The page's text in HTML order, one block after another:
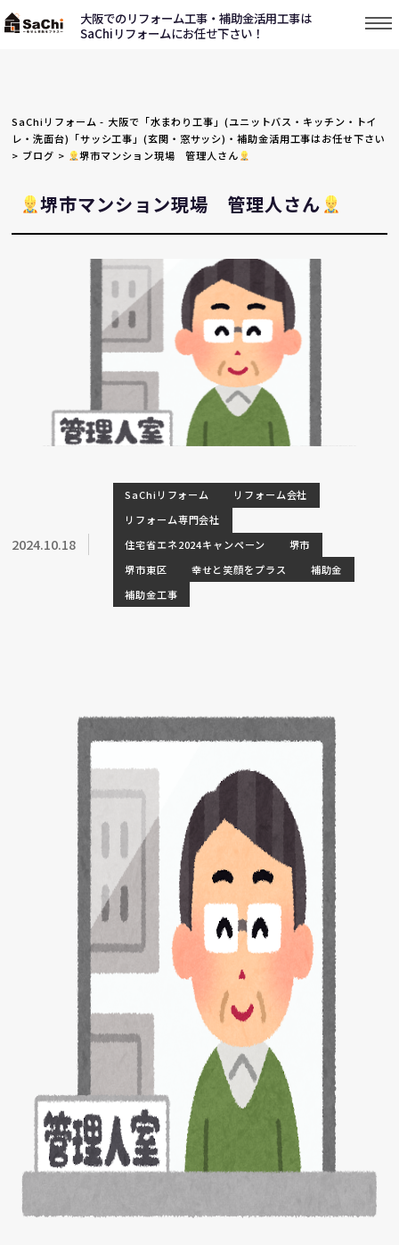
大阪でのリフォーム工事・補助金活用工事は
SaChiリフォームにお任せ下さい！
SaChiリフォーム - 大阪で「水まわり工事」(ユニットバス・キッチン・トイ
レ・洗面台)「サッシ工事」(玄関・窓サッシ)・補助金活用工事はお任せ下さい
> ブログ > 堺市マンション現場 管理人さん
堺市マンション現場 管理人さん
2024.10.18
SaChiリフォーム
リフォーム会社
リフォーム専門会社
住宅省エネ2024キャンペーン
堺市
堺市東区
幸せと笑顔をプラス
補助金
補助金工事